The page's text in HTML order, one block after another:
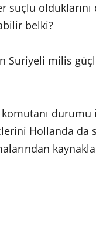
suçlu
belki?
Suriyeli milis
Hollanda da